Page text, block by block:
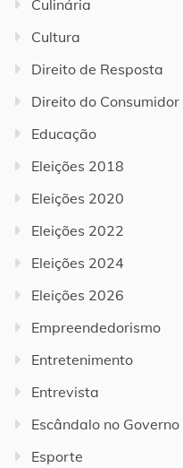
Culinária
Cultura
Direito de Resposta
Direito do Consumidor
Educação
Eleições 2018
Eleições 2020
Eleições 2022
Eleições 2024
Eleições 2026
Empreendedorismo
Entretenimento
Entrevista
Escândalo no Governo
Esporte